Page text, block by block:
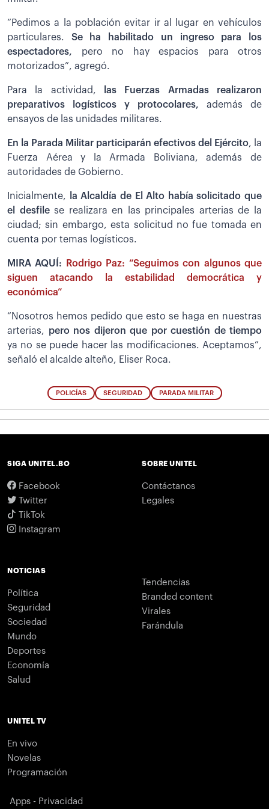
“Pedimos a la población evitar ir al lugar en vehículos
particulares.
Se ha habilitado un ingreso para los
espectadores, pero no hay espacios para otros
motorizados”, agregó.
Para la actividad,
las Fuerzas Armadas realizaron
preparativos logísticos y protocolares, además de
ensayos de las unidades militares.
En la Parada Militar participarán efectivos del Ejército, la
Fuerza Aérea y la Armada Boliviana, además de
autoridades de Gobierno.
Inicialmente,
la Alcaldía de El Alto había solicitado que
el desfilese realizara en las principales arterias de la
ciudad; sin embargo, esta solicitud no fue tomada en
cuenta por temas logísticos.
MIRA AQUÍ:
Rodrigo Paz: “Seguimos con algunos que
siguen atacando la estabilidad democrática y
económica”
“Nosotros hemos pedido que esto se haga en nuestras
arterias, pero nos dijeron que por cuestión de tiempo
ya no se puede hacer las modificaciones. Aceptamos”,
señaló el alcalde alteño, Eliser Roca.
POLICÍAS SEGURIDAD PARADA MILITAR
SIGA UNITEL.BO
Facebook
Twitter
TikTok
Instagram
SOBRE UNITEL
Contáctanos
Legales
NOTICIAS
Política
Seguridad
Sociedad
Mundo
Deportes
Economía
Salud
Tendencias
Branded content
Virales
Farándula
UNITEL TV
En vivo
Novelas
Programación
Apps - Privacidad